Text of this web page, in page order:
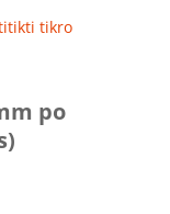
tikro
po